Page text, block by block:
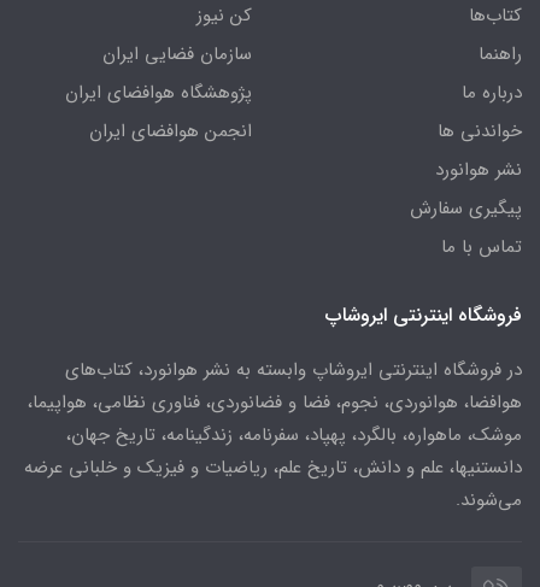
کتاب‌ها
راهنما
درباره ما
خواندنی ها
نشر هوانورد
پیگیری سفارش
تماس با ما
کن نیوز
سازمان فضایی ایران
پژوهشگاه هوافضای ایران
انجمن هوافضای ایران
فروشگاه اینترنتی ایروشاپ
در فروشگاه اینترنتی ایروشاپ وابسته به نشر هوانورد، کتاب‌های
هوافضا، هوانوردی، نجوم، فضا و فضانوردی، فناوری نظامی، هواپیما،
موشک، ماهواره، بالگرد، پهپاد، سفرنامه، زندگینامه، تاریخ جهان،
دانستنیها، علم و دانش، تاریخ علم، ریاضیات و فیزیک و خلبانی عرضه
می‌شوند.